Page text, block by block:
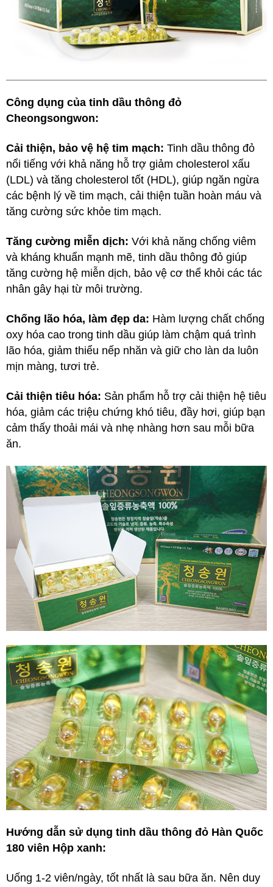
Công dụng của tinh dầu thông đỏ
Cheongsongwon:
Cải thiện, bảo vệ hệ tim mạch: Tinh dầu thông đỏ
nổi tiếng với khả năng hỗ trợ giảm cholesterol xấu
(LDL) và tăng cholesterol tốt (HDL), giúp ngăn ngừa
các bệnh lý về tim mạch, cải thiện tuần hoàn máu và
tăng cường sức khỏe tim mạch.
Tăng cường miễn dịch: Với khả năng chống viêm
và kháng khuẩn mạnh mẽ, tinh dầu thông đỏ giúp
tăng cường hệ miễn dịch, bảo vệ cơ thể khỏi các tác
nhân gây hại từ môi trường.
Chống lão hóa, làm đẹp da: Hàm lượng chất chống
oxy hóa cao trong tinh dầu giúp làm chậm quá trình
lão hóa, giảm thiểu nếp nhăn và giữ cho làn da luôn
mịn màng, tươi trẻ.
Cải thiện tiêu hóa: Sản phẩm hỗ trợ cải thiện hệ tiêu
hóa, giảm các triệu chứng khó tiêu, đầy hơi, giúp bạn
cảm thấy thoải mái và nhẹ nhàng hơn sau mỗi bữa
ăn.
Hướng dẫn sử dụng tinh dầu thông đỏ Hàn Quốc
180 viên Hộp xanh:
Uống 1-2 viên/ngày, tốt nhất là sau bữa ăn. Nên duy